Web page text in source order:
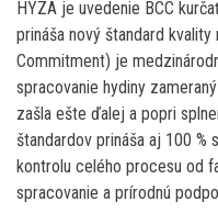
HYZA je uvedenie BCC
prináša nový štandard
Commitment) je
spracovanie hydiny
zašla ešte ďalej a popri
štandardov prináša aj 100 %
kontrolu celého procesu od
spracovanie a prírodnú